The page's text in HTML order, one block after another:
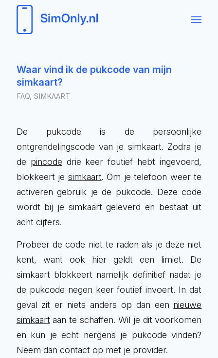
Waar vind ik de pukcode van mijn
simkaart?
FAQ, SIMKAART
De pukcode is de persoonlijke
ontgrendelingscode van je simkaart. Zodra je
de pincode drie keer foutief hebt ingevoerd,
blokkeert je simkaart. Om je telefoon weer te
activeren gebruik je de pukcode. Deze code
wordt bij je simkaart geleverd en bestaat uit
acht cijfers.
Probeer de code niet te raden als je deze niet
kent, want ook hier geldt een limiet. De
simkaart blokkeert namelijk definitief nadat je
de pukcode negen keer foutief invoert. In dat
geval zit er niets anders op dan een nieuwe
simkaart aan te schaffen. Wil je dit voorkomen
en kun je echt nergens je pukcode vinden?
Neem dan contact op met je provider.